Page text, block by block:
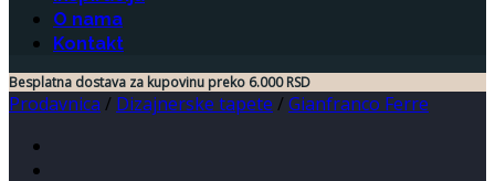
O nama
Kontakt
Besplatna dostava za kupovinu preko 6.000 RSD
Prodavnica / Dizajnerske tapete /Gianfranco Ferre